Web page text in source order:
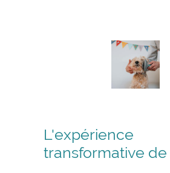
L'expérience
transformative de